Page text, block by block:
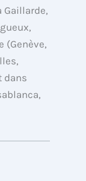
o
k
Gaillarde,
(Genève,
dans